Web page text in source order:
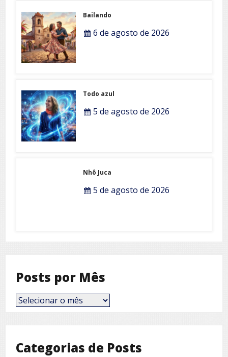
Bailando
6 de agosto de 2026
Todo azul
5 de agosto de 2026
Nhô Juca
5 de agosto de 2026
Posts por Mês
Posts
por
Categorias de Posts